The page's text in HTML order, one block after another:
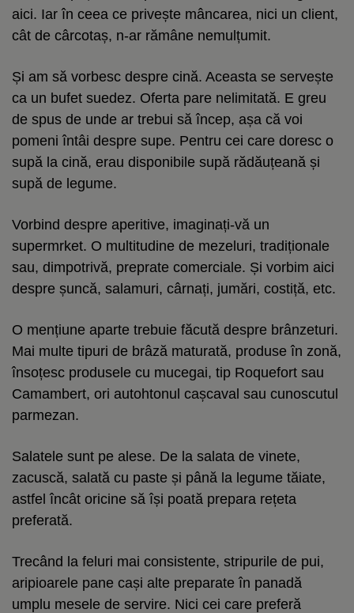
aici. Iar în ceea ce privește mâncarea, nici un client,
cât de cârcotaș, n-ar rămâne nemulțumit.
Și am să vorbesc despre cină. Aceasta se servește
ca un bufet suedez. Oferta pare nelimitată. E greu
de spus de unde ar trebui să încep, așa că voi
pomeni întâi despre supe. Pentru cei care doresc o
supă la cină, erau disponibile supă rădăuțeană și
supă de legume.
Vorbind despre aperitive, imaginați-vă un
supermrket. O multitudine de mezeluri, tradiționale
sau, dimpotrivă, preprate comerciale. Și vorbim aici
despre șuncă, salamuri, cârnați, jumări, costiță, etc.
O mențiune aparte trebuie făcută despre brânzeturi.
Mai multe tipuri de brâză maturată, produse în zonă,
însoțesc produsele cu mucegai, tip Roquefort sau
Camambert, ori autohtonul cașcaval sau cunoscutul
parmezan.
Salatele sunt pe alese. De la salata de vinete,
zacuscă, salată cu paste și până la legume tăiate,
astfel încât oricine să își poată prepara rețeta
preferată.
Trecând la feluri mai consistente, stripurile de pui,
aripioarele pane cași alte preparate în panadă
umplu mesele de servire. Nici cei care preferă